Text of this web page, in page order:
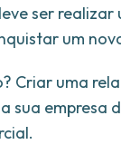
ser
um
Criar uma
sua empresa